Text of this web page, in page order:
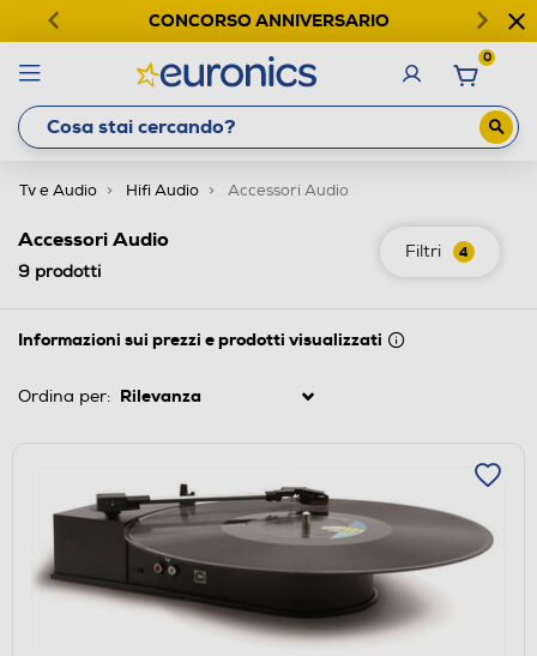
CONCORSO ANNIVERSARIO
0
Tv e Audio Hifi Audio Accessori Audio
Filtri 4
Accessori Audio
9 prodotti
Informazioni sui prezzi e prodotti visualizzati
Ordina per: